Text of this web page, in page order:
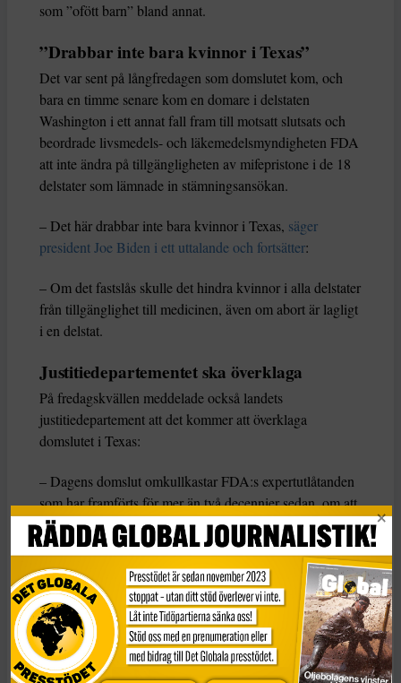
som ”ofött barn” bland annat.
”Drabbar inte bara kvinnor i Texas”
Det var sent på långfredagen som domslutet kom, och
bara en timme senare kom en domare i delstaten
Washington i ett annat fall fram till motsatt slutsats och
beordrade livsmedels- och läkemedelsmyndigheten FDA
att inte ändra på tillgängligheten av mifepristone i de 18
delstater som lämnade in stämningsansökan.
– Det här drabbar inte bara kvinnor i Texas, säger
president Joe Biden i ett uttalande och fortsätter:
– Om det fastslås skulle det hindra kvinnor i alla delstater
från tillgänglighet till medicinen, även om abort är lagligt
i en delstat.
Justitiedepartementet ska överklaga
På fredagskvällen meddelade också landets
justitiedepartement att det kommer att överklaga
domslutet i Texas:
– Dagens domslut omkullkastar FDA:s expertutlåtanden
som har framförts för mer än två decennier sedan, om att
mifepristone är säkert och effektivt, säger USA:s
justitieminister Merrick B Garland.
Medicinsk abort är den vanligaste typen av abort i USA
och sedan landets högsta domstol i somras rev upp den
grundlagsskyddade rätten till abort har medicinsk abort
blivit fokus för såväl abortmotståndare som
aborträttsförespråkare.